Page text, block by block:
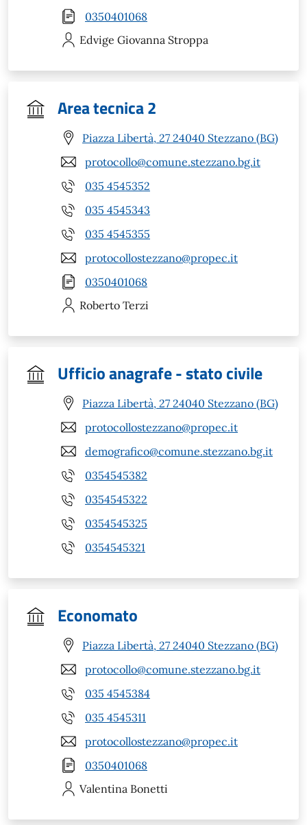
0350401068
Edvige Giovanna Stroppa
Area tecnica 2
Piazza Libertà, 27 24040 Stezzano (BG)
protocollo@comune.stezzano.bg.it
035 4545352
035 4545343
035 4545355
protocollostezzano@propec.it
0350401068
Roberto Terzi
Ufficio anagrafe - stato civile
Piazza Libertà, 27 24040 Stezzano (BG)
protocollostezzano@propec.it
demografico@comune.stezzano.bg.it
0354545382
0354545322
0354545325
0354545321
Economato
Piazza Libertà, 27 24040 Stezzano (BG)
protocollo@comune.stezzano.bg.it
035 4545384
035 4545311
protocollostezzano@propec.it
0350401068
Valentina Bonetti